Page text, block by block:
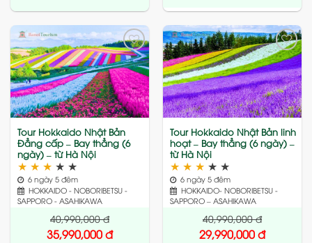
Add
to
wishlist
Tour Hokkaido Nhật Bản
Đẳng cấp – Bay thẳng (6
ngày) – từ Hà Nội
★ ★ ★ ★ ★
6 ngày 5 đêm
HOKKAIDO - NOBORIBETSU -
SAPPORO - ASAHIKAWA
40,990,000đ
35,990,000đ
Add
to
wishlist
Tour Hokkaido Nhật Bản linh
hoạt – Bay thẳng (6 ngày) –
từ Hà Nội
★ ★ ★ ★ ★
6 ngày 5 đêm
HOKKAIDO- NOBORIBETSU -
SAPPORO – ASAHIKAWA
40,990,000đ
29,990,000đ